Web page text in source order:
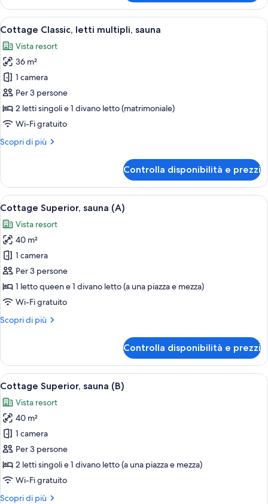
Classic,
sauna
Apri
tutte
le
foto
per
Cottage
Classic,
letti
multipli,
sauna
Una camera da letto con un letto,
10
Cottage Classic, letti multipli, sauna
Vista resort
36 m²
1 camera
Per 3 persone
2 letti singoli e 1 divano letto (matrimoniale)
Wi-Fi gratuito
Scopri di più
Altri
Classic,
letti
multipli,
Controlla disponibilità e prezzi
Apri
tutte
le
foto
per
Cottage
Superior,
sauna
Una stanza accogliente con un
8
Cottage Superior, sauna (A)
Vista resort
40 m²
1 camera
Per 3 persone
1 letto queen e 1 divano letto (a una piazza e mezza)
Wi-Fi gratuito
Scopri di più
Altri
Superior,
sauna
(A)
Controlla disponibilità e prezzi
Apri
tutte
le
foto
per
Cottage
Superior,
sauna
Una camera d'albergo moderna
12
Cottage Superior, sauna (B)
Vista resort
40 m²
1 camera
Per 3 persone
2 letti singoli e 1 divano letto (a una piazza e mezza)
Wi-Fi gratuito
Scopri di più
Altri